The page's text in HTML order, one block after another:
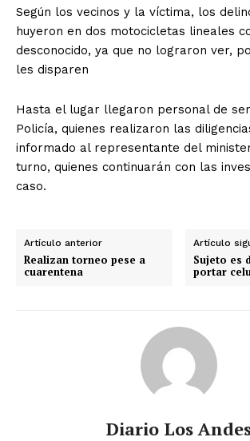
Según los vecinos y la víctima, los
huyeron en dos motocicletas lineales
desconocido, ya que no lograron ver,
les disparen
Hasta el lugar llegaron personal de
Policía, quienes realizaron las
informado al representante del
turno, quienes continuarán con las
caso.
Artículo anterior
Realizan torneo pese a
cuarentena
Artículo
Sujeto es
portar
Diario Los